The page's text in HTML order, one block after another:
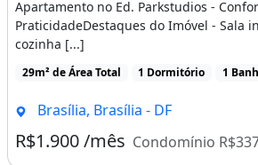
Apartamento no Ed. Parkstudios -
PraticidadeDestaques do Imóvel - Sala
cozinha [...]
29m² de Área Total 1 Dormitório 1
Brasília, Brasília - DF
R$1.900 /mês Condomínio